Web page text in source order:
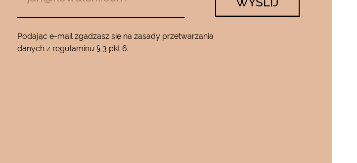
Podając e-mail zgadzasz się na zasady przetwarzania
danych z regulaminu § 3 pkt 6.